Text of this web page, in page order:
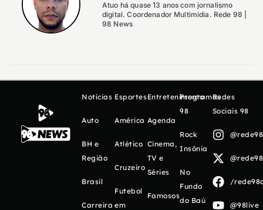
Atuo há quase 13 anos com jornalismo
digital. Coordenador Multimídia. Rede 98 |
98 News
Notícias
Auto
BH e
Região
Brasil
Carreira
Esportes
América
Atlético
Cruzeiro
Futebol
em
Entretenimento
Agenda
Cinema,
TV e
Séries
Famosos
Programas
98
Rock
Insônia
No
Fundo
do Baú
Redes
Sociais 98
/
@98live